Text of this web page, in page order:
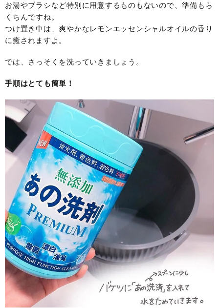
お湯やブラシなど特別に用意するものもないので、準備もら
くちんですね。
つけ置き中は、爽やかなレモンエッセンシャルオイルの香り
に癒されますよ。
では、さっそくを洗っていきましょう。
手順はとても簡単！